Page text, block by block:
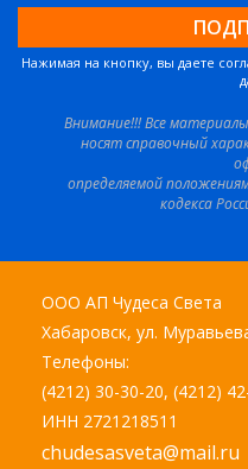
Нажимая на кнопку, вы даете
Внимание!!! Все
носят справочный
определяемой
кодекса
ООО АП Чудеса Света
Хабаровск, ул.
Телефоны:
(4212) 30-30-20, (4212)
ИНН 2721218511
chudesasveta@mail.ru